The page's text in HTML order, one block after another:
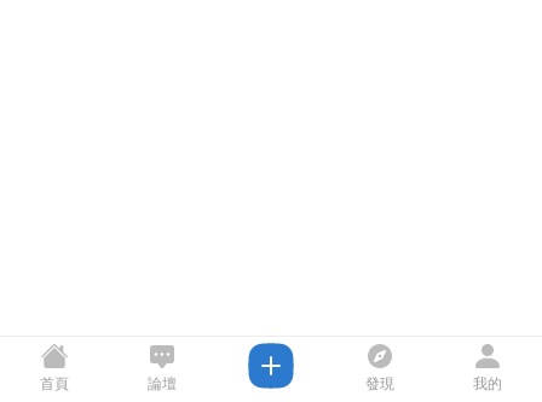
首頁 論壇 發現 我的